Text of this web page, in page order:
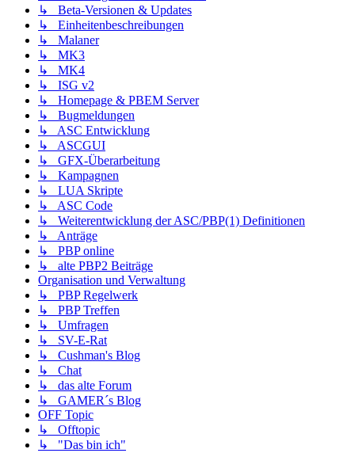
↳ Beta-Versionen & Updates
↳ Einheitenbeschreibungen
↳ Malaner
↳ MK3
↳ MK4
↳ ISG v2
↳ Homepage & PBEM Server
↳ Bugmeldungen
↳ ASC Entwicklung
↳ ASCGUI
↳ GFX-Überarbeitung
↳ Kampagnen
↳ LUA Skripte
↳ ASC Code
↳ Weiterentwicklung der ASC/PBP(1) Definitionen
↳ Anträge
↳ PBP online
↳ alte PBP2 Beiträge
Organisation und Verwaltung
↳ PBP Regelwerk
↳ PBP Treffen
↳ Umfragen
↳ SV-E-Rat
↳ Cushman's Blog
↳ Chat
↳ das alte Forum
↳ GAMER´s Blog
OFF Topic
↳ Offtopic
↳ "Das bin ich"